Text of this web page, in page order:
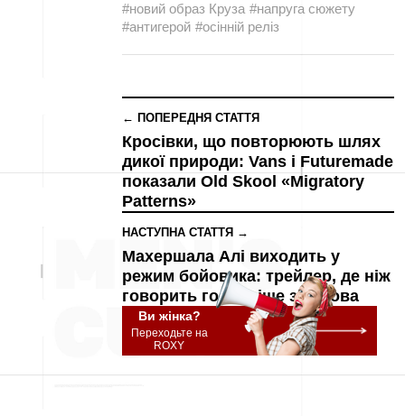
#новий образ Круза #напруга сюжету
#антигерой #осінній реліз
← ПОПЕРЕДНЯ СТАТТЯ
Кросівки, що повторюють шлях
дикої природи: Vans і Futuremade
показали Old Skool «Migratory
Patterns»
НАСТУПНА СТАТТЯ →
Махершала Алі виходить у
режим бойовика: трейлер, де ніж
говорить голосніше за слова
Ви жінка?
Переходьте на
ROXY